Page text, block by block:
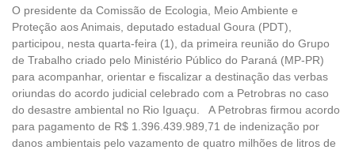
O presidente da Comissão de Ecologia, Meio Ambiente e
Proteção aos Animais, deputado estadual Goura (PDT),
participou, nesta quarta-feira (1), da primeira reunião do Grupo
de Trabalho criado pelo Ministério Público do Paraná (MP-PR)
para acompanhar, orientar e fiscalizar a destinação das verbas
oriundas do acordo judicial celebrado com a Petrobras no caso
do desastre ambiental no Rio Iguaçu. A Petrobras firmou acordo
para pagamento de R$ 1.396.439.989,71 de indenização por
danos ambientais pelo vazamento de quatro milhões de litros de